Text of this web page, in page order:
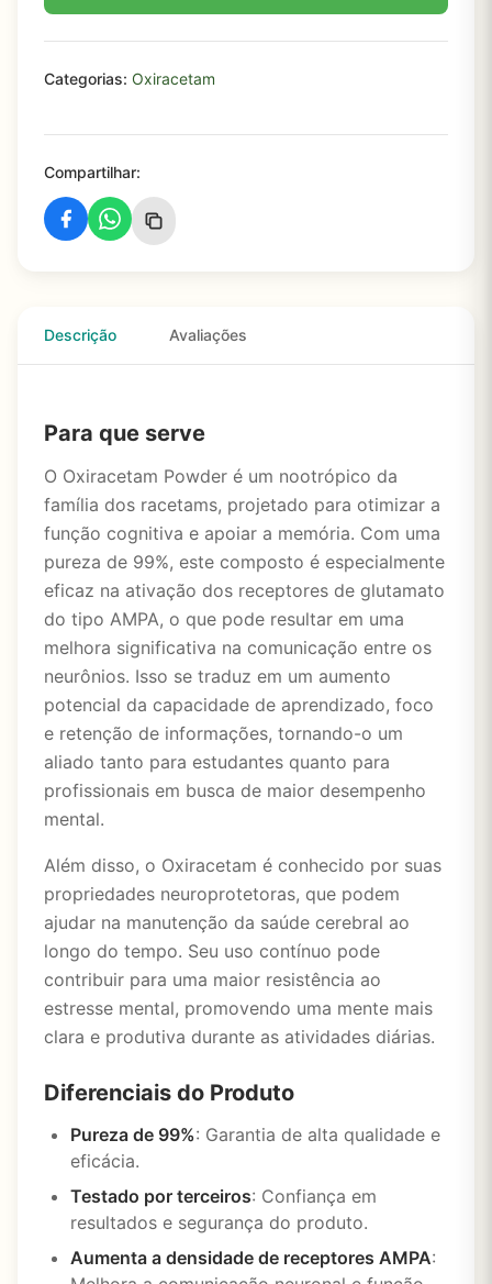
Categorias: Oxiracetam
Compartilhar:
Descrição Avaliações
Para que serve
O Oxiracetam Powder é um nootrópico da
família dos racetams, projetado para otimizar a
função cognitiva e apoiar a memória. Com uma
pureza de 99%, este composto é especialmente
eficaz na ativação dos receptores de glutamato
do tipo AMPA, o que pode resultar em uma
melhora significativa na comunicação entre os
neurônios. Isso se traduz em um aumento
potencial da capacidade de aprendizado, foco
e retenção de informações, tornando-o um
aliado tanto para estudantes quanto para
profissionais em busca de maior desempenho
mental.
Além disso, o Oxiracetam é conhecido por suas
propriedades neuroprotetoras, que podem
ajudar na manutenção da saúde cerebral ao
longo do tempo. Seu uso contínuo pode
contribuir para uma maior resistência ao
estresse mental, promovendo uma mente mais
clara e produtiva durante as atividades diárias.
Diferenciais do Produto
Pureza de 99%: Garantia de alta qualidade e
eficácia.
Testado por terceiros: Confiança em
resultados e segurança do produto.
Aumenta a densidade de receptores AMPA: